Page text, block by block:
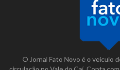
O Jornal Fato Novo é o veículo